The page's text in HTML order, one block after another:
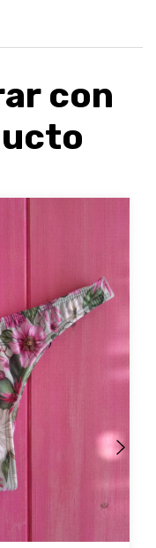
con